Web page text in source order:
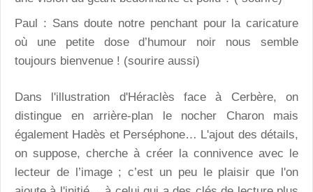
Paul : Sans doute notre penchant pour la caricature
où une petite dose d’humour noir nous semble
toujours bienvenue ! (sourire aussi)
Dans l'illustration d'Héraclès face à Cerbère, on
distingue en arrière-plan le nocher Charon mais
également Hadès et Perséphone… L'ajout des détails,
on suppose, cherche à créer la connivence avec le
lecteur de l’image ; c’est un peu le plaisir que l'on